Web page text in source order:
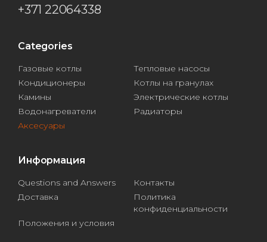
+371 22064338
Categories
Газовые котлы
Тепловые насосы
Кондиционеры
Котлы на гранулах
Камины
Электрические котлы
Водонагреватели
Радиаторы
Аксесуары
Информация
Questions and Answers
Контакты
Доставка
Политика
конфиденциальности
Положения и условия